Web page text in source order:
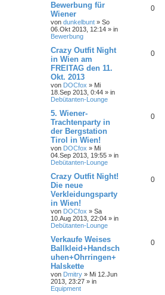
Bewerbung für
Wiener
von dunkelbunt » So
06.Okt 2013, 12:14 » in
Bewerbung
0
Crazy Outfit Night
in Wien am
FREITAG den 11.
Okt. 2013
von DOCfox » Mi
18.Sep 2013, 0:44 » in
Debütanten-Lounge
0
5. Wiener-
Trachtenparty in
der Bergstation
Tirol in Wien!
von DOCfox » Mi
04.Sep 2013, 19:55 » in
Debütanten-Lounge
0
Crazy Outfit Night!
Die neue
Verkleidungsparty
in Wien!
von DOCfox » Sa
10.Aug 2013, 22:04 » in
Debütanten-Lounge
0
Verkaufe Weises
Ballkleid+Handsch
uhen+Ohrringen+
Halskette
von Dmitry » Mi 12.Jun
2013, 23:27 » in
Equipment
0